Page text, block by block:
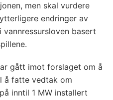
men skal vurdere
endringer av
vannressursloven basert
gått imot forslaget om å
å fatte vedtak om
inntil 1 MW installert